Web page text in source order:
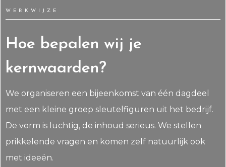
WERKWIJZE
Hoe bepalen wij je
kernwaarden?
We organiseren een bijeenkomst van één dagdeel
met een kleine groep sleutelfiguren uit het bedrijf.
De vorm is luchtig, de inhoud serieus. We stellen
prikkelende vragen en komen zelf natuurlijk ook
met ideeën.